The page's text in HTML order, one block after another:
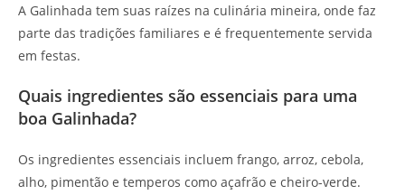
A Galinhada tem suas raízes na culinária mineira, onde faz
parte das tradições familiares e é frequentemente servida
em festas.
Quais ingredientes são essenciais para uma
boa Galinhada?
Os ingredientes essenciais incluem frango, arroz, cebola,
alho, pimentão e temperos como açafrão e cheiro-verde.